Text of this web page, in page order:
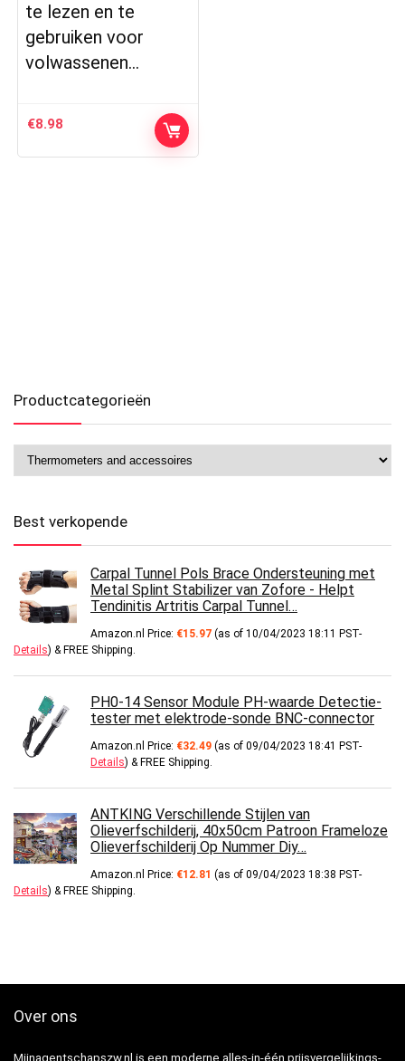
te lezen en te
gebruiken voor
volwassenen…
€8.98
Productcategorieën
Best verkopende
Carpal Tunnel Pols Brace Ondersteuning met
Metal Splint Stabilizer van Zofore - Helpt
Tendinitis Artritis Carpal Tunnel…
Amazon.nl Price: €15.97 (as of 10/04/2023 18:11 PST-
Details) & FREE Shipping.
PH0-14 Sensor Module PH-waarde Detectie-
tester met elektrode-sonde BNC-connector
Amazon.nl Price: €32.49 (as of 09/04/2023 18:41 PST-
Details) & FREE Shipping.
ANTKING Verschillende Stijlen van
Olieverfschilderij, 40x50cm Patroon Frameloze
Olieverfschilderij Op Nummer Diy…
Amazon.nl Price: €12.81 (as of 09/04/2023 18:38 PST-
Details) & FREE Shipping.
Over ons
Mijnagentschapszw.nl is een moderne alles-in-één prijsvergelijkings-